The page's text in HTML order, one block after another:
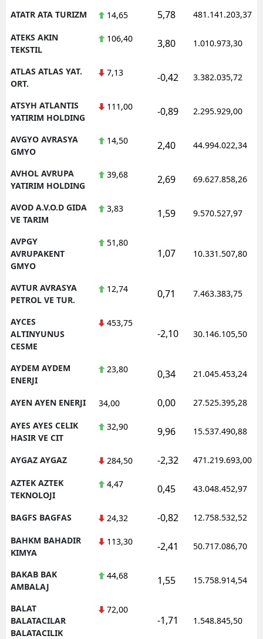
ATATR ATA TURIZM 14,65 5,78 481.141.203,37
ATEKS AKIN
TEKSTIL
106,40 3,80 1.010.973,30
ATLAS ATLAS YAT.
ORT.
7,13 -0,42 3.382.035,72
ATSYH ATLANTIS
YATIRIM HOLDING
111,00 -0,89 2.295.929,00
AVGYO AVRASYA
GMYO
14,50 2,40 44.994.022,34
AVHOL AVRUPA
YATIRIM HOLDING
39,68 2,69 69.627.858,26
AVOD A.V.O.D GIDA
VE TARIM
3,83 1,59 9.570.527,97
AVPGY
AVRUPAKENT
GMYO
51,80
1,07 10.331.507,80
AVTUR AVRASYA
PETROL VE TUR.
12,74 0,71 7.463.383,75
AYCES
ALTINYUNUS
CESME
453,75
-2,10 30.146.105,50
AYDEM AYDEM
ENERJI
23,80 0,34 21.045.453,24
AYEN AYEN ENERJI 34,00 0,00 27.525.395,28
AYES AYES CELIK
HASIR VE CIT
32,90 9,96 15.537.490,88
AYGAZ AYGAZ 284,50 -2,32 471.219.693,00
AZTEK AZTEK
TEKNOLOJI
4,47 0,45 43.048.452,97
BAGFS BAGFAS 24,32 -0,82 12.758.532,52
BAHKM BAHADIR
KIMYA
113,30 -2,41 50.717.086,70
BAKAB BAK
AMBALAJ
44,68 1,55 15.758.914,54
BALAT
BALATACILAR
BALATACILIK
72,00
-1,71 1.548.845,50